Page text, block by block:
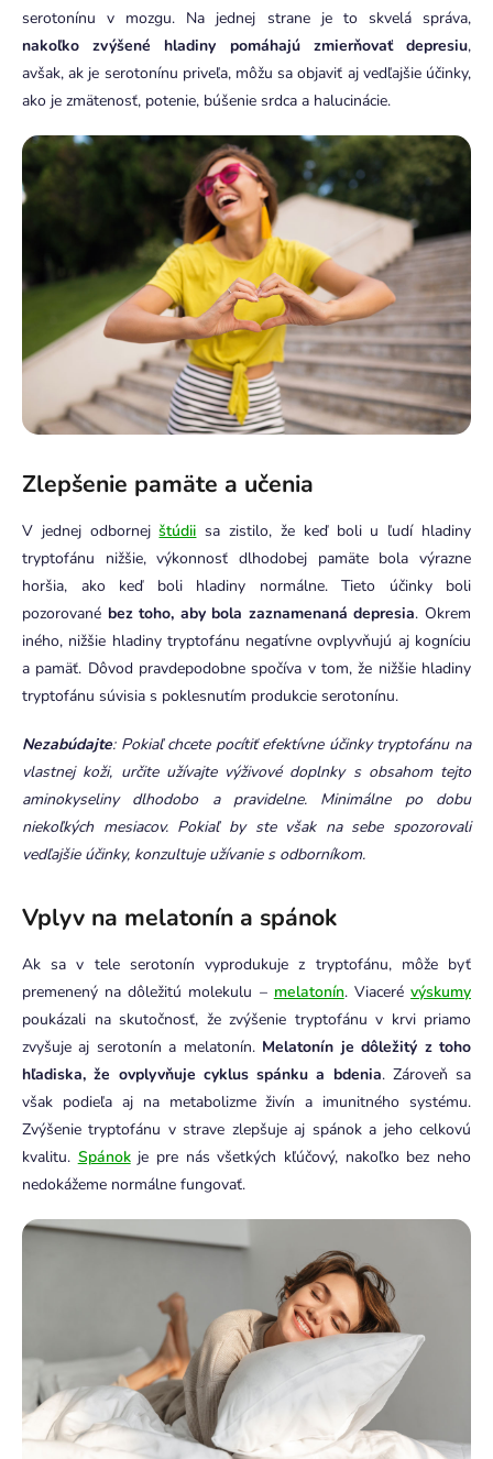
serotonínu v mozgu. Na jednej strane je to skvelá správa,
nakoľko zvýšené hladiny pomáhajú zmierňovať depresiu,
avšak, ak je serotonínu priveľa, môžu sa objaviť aj vedľajšie účinky,
ako je zmätenosť, potenie, búšenie srdca a halucinácie.
Zlepšenie pamäte a učenia
V jednej odbornejštúdii sa zistilo, že keď boli u ľudí hladiny
tryptofánu nižšie, výkonnosť dlhodobej pamäte bola výrazne
horšia, ako keď boli hladiny normálne. Tieto účinky boli
pozorované bez toho, aby bola zaznamenaná depresia. Okrem
iného, nižšie hladiny tryptofánu negatívne ovplyvňujú aj kogníciu
a pamäť. Dôvod pravdepodobne spočíva v tom, že nižšie hladiny
tryptofánu súvisia s poklesnutím produkcie serotonínu.
Nezabúdajte: Pokiaľ chcete pocítiť efektívne účinky tryptofánu na
vlastnej koži, určite užívajte výživové doplnky s obsahom tejto
aminokyseliny dlhodobo a pravidelne. Minimálne po dobu
niekoľkých mesiacov. Pokiaľ by ste však na sebe spozorovali
vedľajšie účinky, konzultuje užívanie s odborníkom.
Vplyv na melatonín a spánok
Ak sa v tele serotonín vyprodukuje z tryptofánu, môže byť
premenený na dôležitú molekulu – melatonín. Viacerévýskumy
poukázali na skutočnosť, že zvýšenie tryptofánu v krvi priamo
zvyšuje aj serotonín a melatonín. Melatonín je dôležitý z toho
hľadiska, že ovplyvňuje cyklus spánku a bdenia. Zároveň sa
však podieľa aj na metabolizme živín a imunitného systému.
Zvýšenie tryptofánu v strave zlepšuje aj spánok a jeho celkovú
kvalitu. Spánokje pre nás všetkých kľúčový, nakoľko bez neho
nedokážeme normálne fungovať.